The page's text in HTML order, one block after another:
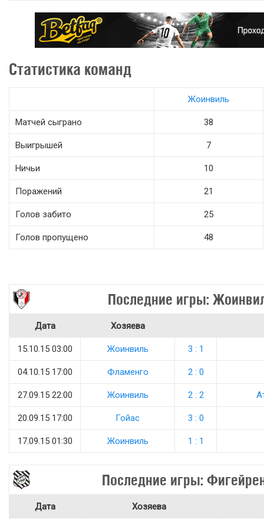
Статистика команд
Жоинвиль
Матчей сыграно 38
Выигрышей 7
Ничьи 10
Поражений 21
Голов забито 25
Голов пропущено 48
Последние игры:
Дата Хозяева
15.10.15 03:00 Жоинвиль 3 : 1
04.10.15 17:00 Фламенго 2 : 0
27.09.15 22:00 Жоинвиль 2 : 2
20.09.15 17:00 Гойас 3 : 0
17.09.15 01:30 Жоинвиль 1 : 1
Последние игры:
Дата Хозяева